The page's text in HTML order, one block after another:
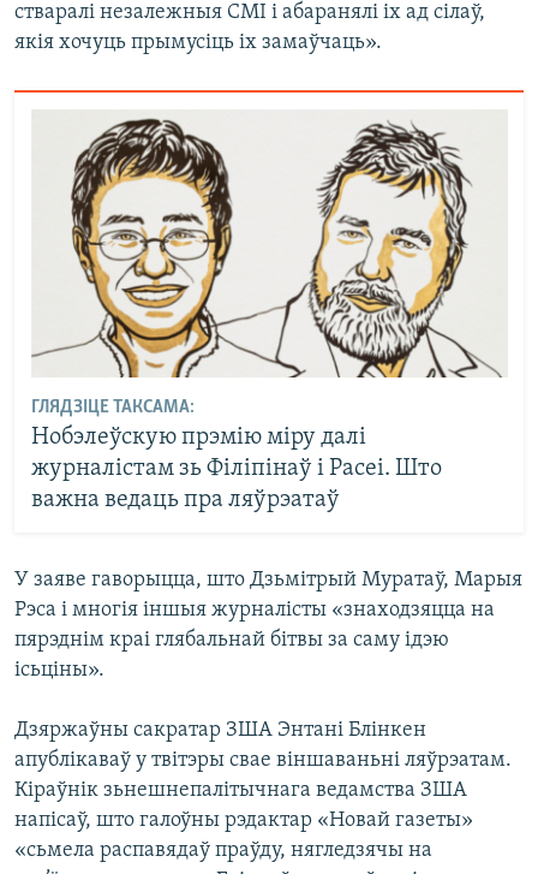
стваралі незалежныя СМІ і абаранялі іх ад сілаў,
якія хочуць прымусіць іх замаўчаць».
ГЛЯДЗІЦЕ ТАКСАМА:
Нобэлеўскую прэмію міру далі
журналістам зь Філіпінаў і Расеі. Што
важна ведаць пра ляўрэатаў
У заяве гаворыцца, што Дзьмітрый Муратаў, Марыя
Рэса і многія іншыя журналісты «знаходзяцца на
пярэднім краі глябальнай бітвы за саму ідэю
ісьціны».
Дзяржаўны сакратар ЗША Энтані Блінкен
апублікаваў у твітэры свае віншаваньні ляўрэатам.
Кіраўнік зьнешнепалітычнага ведамства ЗША
напісаў, што галоўны рэдактар «Новай газеты»
«сьмела распавядаў праўду, нягледзячы на